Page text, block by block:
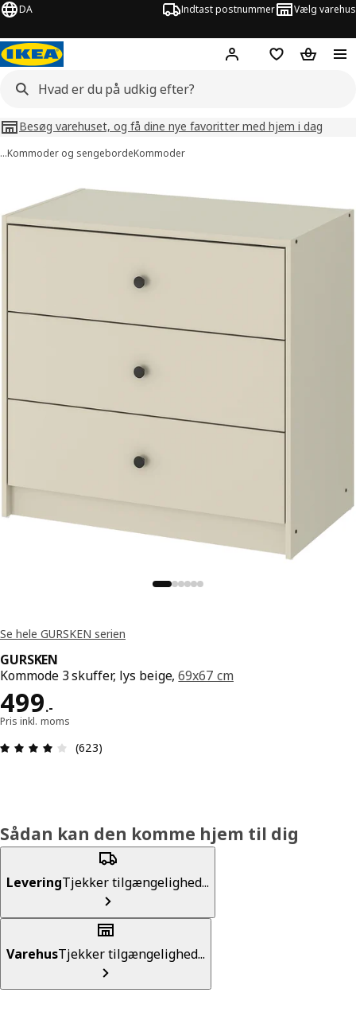
DA Indtast postnummer Vælg varehus
Hej! Log ind her
Huskeliste
Kurv
Besøg varehuset, og få dine nye favoritter med hjem i dag
…Kommoder og sengebordeKommoder
af GURSKEN
over
Se hele GURSKEN serien
GURSKEN
Kommode 3 skuffer, lys beige,69x67 cm
499.-
Pris 499.-
Pris inkl. moms
Anmeldelse: 4.1 Ud af 5 Stjerner. Anmeldelser i
(623)
Sådan kan den komme hjem til dig
LeveringTjekker tilgængelighed...
VarehusTjekker tilgængelighed...